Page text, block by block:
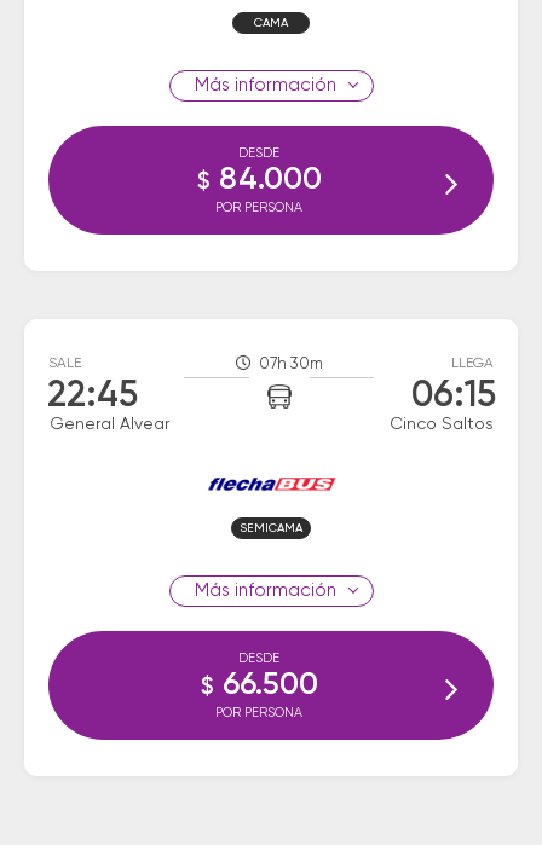
CAMA
información
DESDE
$ 84.000
POR PERSONA
SALE
22:45
General Alvear
07h 30m LLEGA
06:15
Cinco Saltos
SEMICAMA
información
DESDE
$ 66.500
POR PERSONA